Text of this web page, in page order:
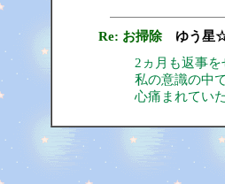
Re: お掃除 ゆう星
2ヵ月も返事を
私の意識の中
心痛まれてい